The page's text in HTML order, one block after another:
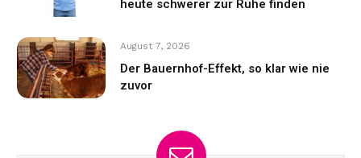
heute schwerer zur Ruhe finden
August 7, 2026
Der Bauernhof-Effekt, so klar wie nie
zuvor